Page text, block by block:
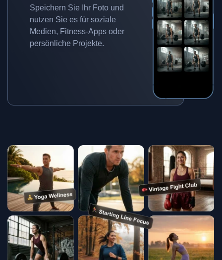
Speichern Sie Ihr Foto und
nutzen Sie es für soziale
Medien, Fitness-Apps oder
persönliche Projekte.